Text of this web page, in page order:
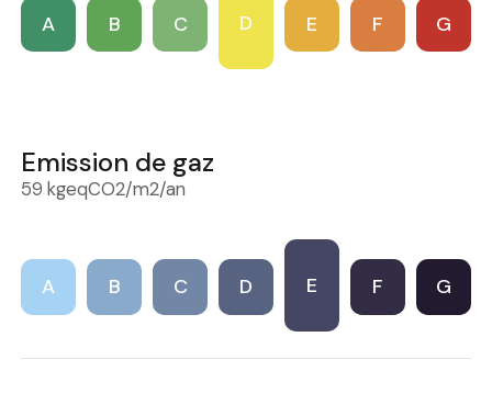
A B C D E F G
Emission de gaz
59 kgeqCO2/m2/an
A B C D E F G